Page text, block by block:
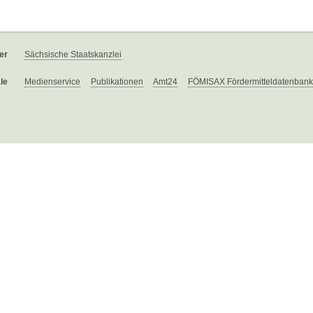
Sächsische Staatskanzlei
Medienservice Publikationen Amt24 FÖMISAX Fördermitteldatenbank